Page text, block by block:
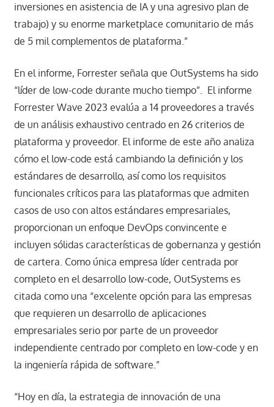
inversiones en asistencia de IA y una agresivo plan de
trabajo) y su enorme marketplace comunitario de más
de 5 mil complementos de plataforma.”
En el informe, Forrester señala que OutSystems ha sido
“líder de low-code durante mucho tiempo”. El informe
Forrester Wave 2023 evalúa a 14 proveedores a través
de un análisis exhaustivo centrado en 26 criterios de
plataforma y proveedor. El informe de este año analiza
cómo el low-code está cambiando la definición y los
estándares de desarrollo, así como los requisitos
funcionales críticos para las plataformas que admiten
casos de uso con altos estándares empresariales,
proporcionan un enfoque DevOps convincente e
incluyen sólidas características de gobernanza y gestión
de cartera. Como única empresa líder centrada por
completo en el desarrollo low-code, OutSystems es
citada como una “excelente opción para las empresas
que requieren un desarrollo de aplicaciones
empresariales serio por parte de un proveedor
independiente centrado por completo en low-code y en
la ingeniería rápida de software.”
“Hoy en día, la estrategia de innovación de una